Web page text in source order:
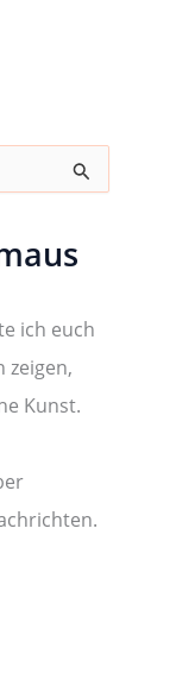
ich euch
zeigen,
Kunst.